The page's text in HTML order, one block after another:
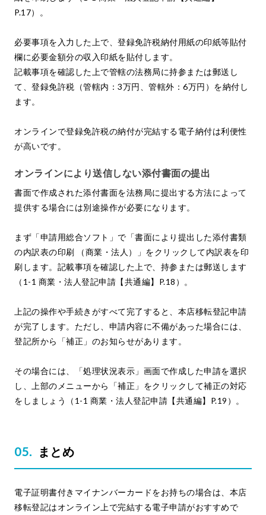
P.17）。
必要事項を入力した上で、登録免許税納付用紙の印紙等貼付
欄に必要金額分の収入印紙を貼付します。
記載事項を確認した上で管轄の法務局に持参または郵送し
て、登録免許税（管轄内：3万円、管轄外：6万円）を納付し
ます。
オンラインで登録免許税の納付が完結する電子納付は利便性
が高いです。
オンラインにより送信しない添付書面の提出
書面で作成された添付書面を法務局に提出する方法によって
提供する場合には別途操作が必要になります。
まず「申請用総合ソフト」で「書面により提出した添付書類
の内訳表の印刷 （商業・法人）」をクリックして内訳表を印
刷します。記載事項を確認した上で、持参または郵送します
（1-1 商業・法人登記申請【共通編】P.18）。
上記の操作や手続きがすべて完了すると、本店移転登記申請
が完了します。ただし、申請内容に不備があった場合には、
登記所から「補正」のお知らせがあります。
その場合には、「処理状況表示」画面で作成した申請を選択
し、上部のメニューから「補正」をクリックして補正の対応
をしましょう（1-1 商業・法人登記申請【共通編】P.19）。
まとめ
電子証明書付きマイナンバーカードをお持ちの場合は、本店
移転登記はオンライン上で完結する電子申請がおすすめで